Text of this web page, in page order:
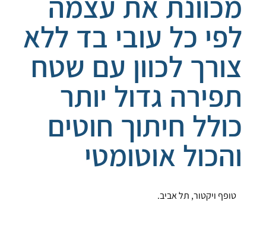
מכוונת את עצמה
לפי כל עובי בד ללא
צורך לכוון עם שטח
תפירה גדול יותר
כולל חיתוך חוטים
והכול אוטומטי
טופף ויקטור, תל אביב.